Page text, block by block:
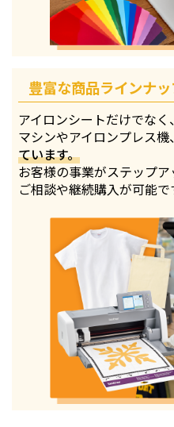
豊富な商品ラインナ
アイロンシートだけでな
マシンやアイロンプレス
ています。
お客様の事業がステップ
ご相談や継続購入が可能で